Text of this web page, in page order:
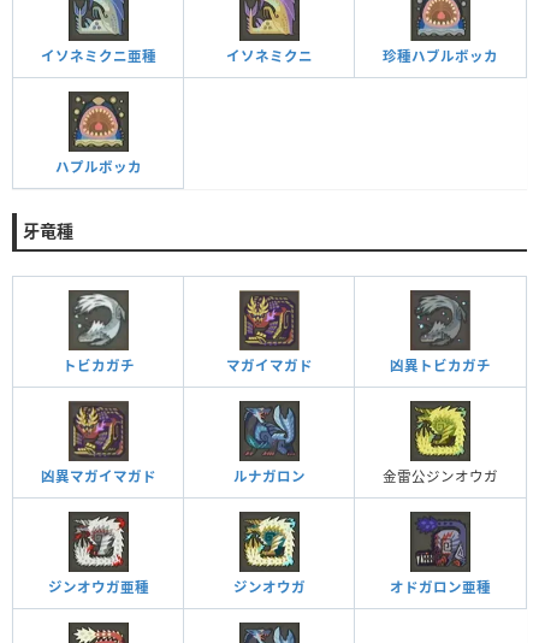
イソネミクニ亜種 イソネミクニ 珍種ハブルボッカ
ハプルボッカ
牙竜種
トビカガチ マガイマガド 凶異トビカガチ
凶異マガイマガド ルナガロン 金雷公ジンオウガ
ジンオウガ亜種 ジンオウガ オドガロン亜種